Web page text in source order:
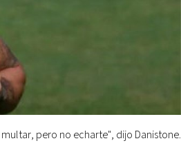
pero no echarte", dijo Danistone.